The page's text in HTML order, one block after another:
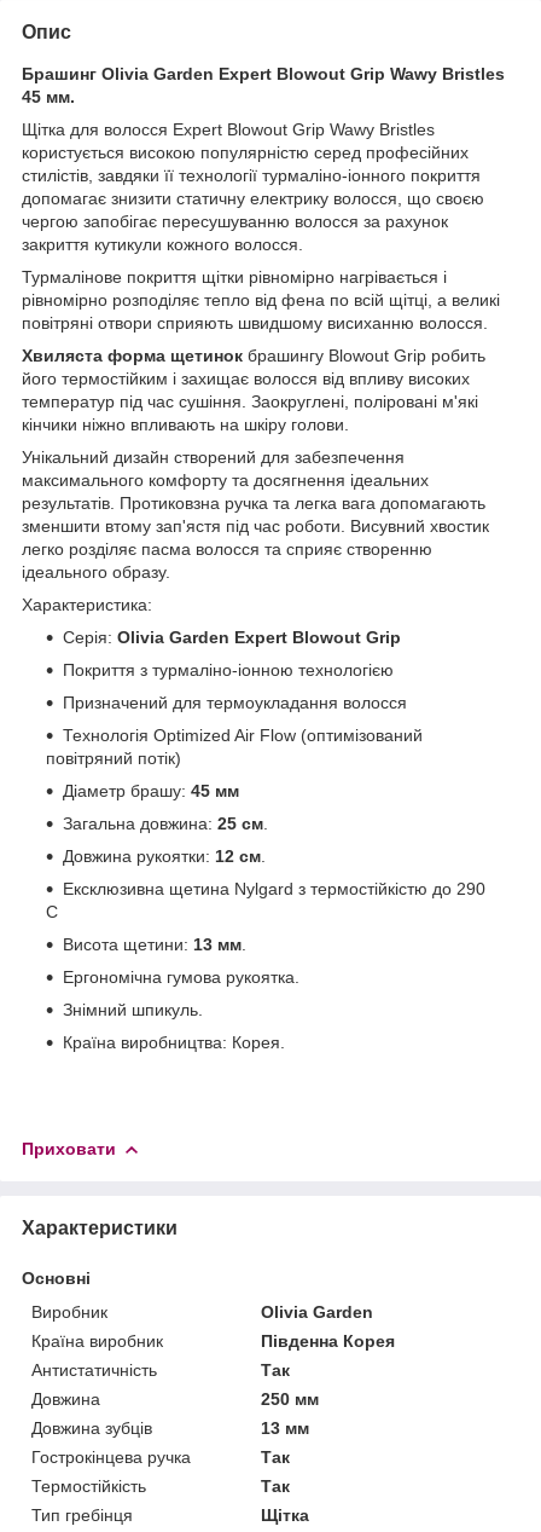
Опис
Брашинг Olivia Garden Expert Blowout Grip Wawy Bristles
45 мм.
Щітка для волосся Expert Blowout Grip Wawy Bristles
користується високою популярністю серед професійних
стилістів, завдяки її технології турмаліно-іонного покриття
допомагає знизити статичну електрику волосся, що своєю
чергою запобігає пересушуванню волосся за рахунок
закриття кутикули кожного волосся.
Турмалінове покриття щітки рівномірно нагрівається і
рівномірно розподіляє тепло від фена по всій щітці, а великі
повітряні отвори сприяють швидшому висиханню волосся.
Хвиляста форма щетинок брашингу Blowout Grip робить
його термостійким і захищає волосся від впливу високих
температур під час сушіння. Заокруглені, поліровані м'які
кінчики ніжно впливають на шкіру голови.
Унікальний дизайн створений для забезпечення
максимального комфорту та досягнення ідеальних
результатів. Протиковзна ручка та легка вага допомагають
зменшити втому зап'ястя під час роботи. Висувний хвостик
легко розділяє пасма волосся та сприяє створенню
ідеального образу.
Характеристика:
Серія: Olivia Garden Expert Blowout Grip
Покриття з турмаліно-іонною технологією
Призначений для термоукладання волосся
Технологія Optimized Air Flow (оптимізований
повітряний потік)
Діаметр брашу: 45 мм
Загальна довжина: 25 см
Довжина рукоятки: 12 см
Ексклюзивна щетина Nylgard з термостійкістю до 290
С
Висота щетини: 13 мм
Ергономічна гумова рукоятка.
Знімний шпикуль.
Країна виробництва: Корея.
Приховати
Характеристики
Основні
Виробник
Olivia Garden
Країна виробник
Південна Корея
Антистатичність
Так
Довжина
250 мм
Довжина зубців
13 мм
Гострокінцева ручка
Так
Термостійкість
Так
Тип гребінця
Щітка